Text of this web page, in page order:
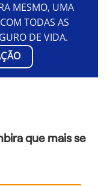
MESMO, UMA
TODAS AS
DE VIDA.
que mais se